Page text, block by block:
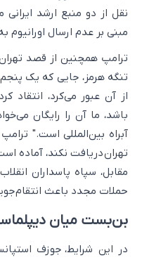
نقل از دو منبع ارشد
مبنی بر عدم ارسال
ترامپ همچنین از قصد تهران
تنگه هرمز، جایی که یک
از آن عبور می‌کرد، انتقاد
باشد، ما آن را رایگان
آبراه بین‌المللی است."
تهران دریافت نکند، آماده
مقابل، سپاه پاسداران
حملات مجدد باعث
بن‌بست میان
در این شرایط، جوزف